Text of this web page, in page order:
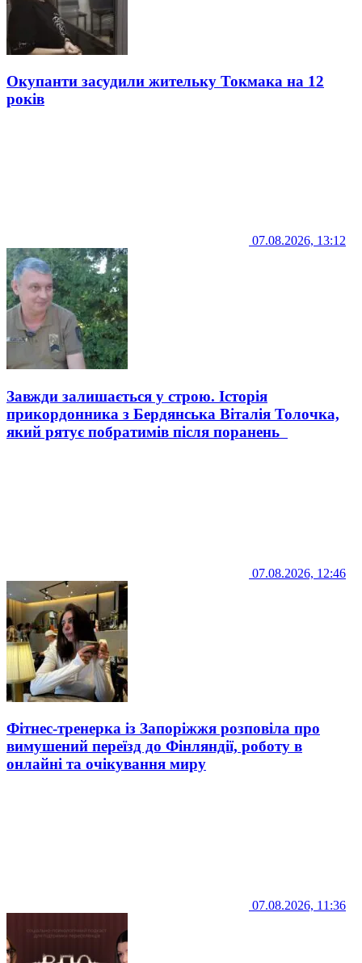
Окупанти засудили жительку Токмака на 12
років
07.08.2026, 13:12
Завжди залишається у строю. Історія
прикордонника з Бердянська Віталія Толочка,
який рятує побратимів після поранень
07.08.2026, 12:46
Фітнес-тренерка із Запоріжжя розповіла про
вимушений переїзд до Фінляндії, роботу в
онлайні та очікування миру
07.08.2026, 11:36